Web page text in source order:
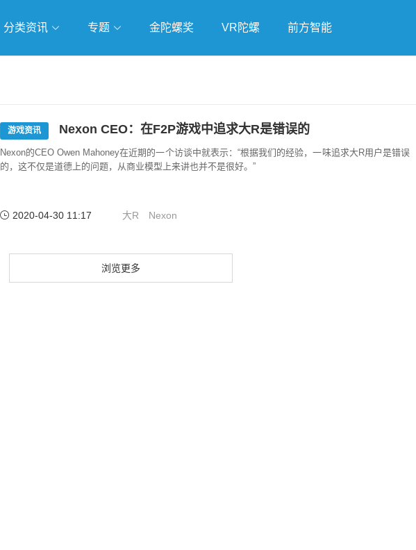
分类资讯 专题 金陀螺奖 VR陀螺 前方智能
游戏资讯 Nexon CEO：在F2P游戏中追求大R是错误的
Nexon的CEO Owen Mahoney在近期的一个访谈中就表示：“根据我们的经验，一味追求大R用户是错误
的，这不仅是道德上的问题，从商业模型上来讲也并不是很好。”
2020-04-30 11:17 大R Nexon
浏览更多